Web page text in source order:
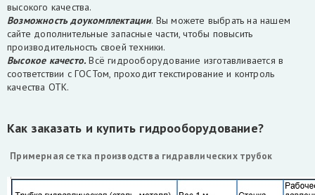
высокого качества.
Возможность доукомплектации. Вы можете выбрать на нашем
сайте дополнительные запасные части, чтобы повысить
производительность своей техники.
Высокое качесто. Всё гидрооборудование изготавливается в
соответствии с ГОСТом, проходит текстирование и контроль
качества ОТК.
Как заказать и купить гидрооборудование?
Примерная сетка производства гидравлических трубок